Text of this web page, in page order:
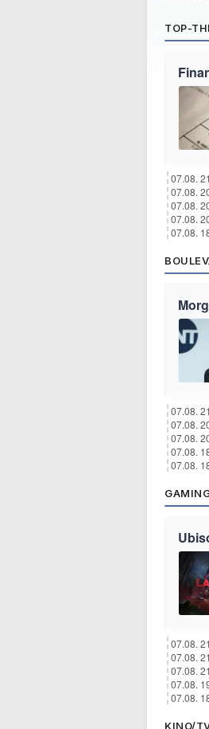
TOP-
07.08.
07.08.
07.08.
07.08.
07.08.
07.08.
07.08.
07.08.
07.08.
07.08.
07.08.
07.08.
07.08.
07.08.
07.08.
KINO/